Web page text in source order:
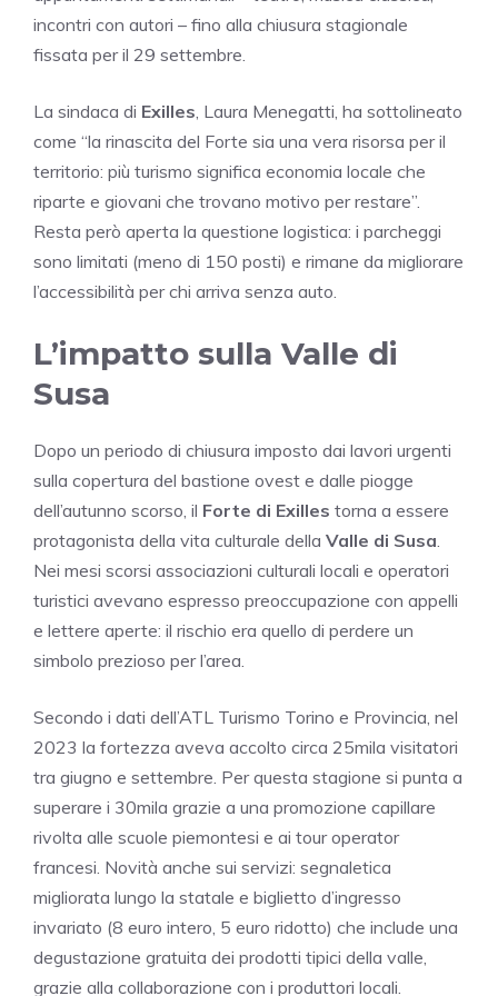
incontri con autori – fino alla chiusura stagionale
fissata per il 29 settembre.
La sindaca di Exilles , Laura Menegatti, ha sottolineato
come “la rinascita del Forte sia una vera risorsa per il
territorio: più turismo significa economia locale che
riparte e giovani che trovano motivo per restare”.
Resta però aperta la questione logistica: i parcheggi
sono limitati (meno di 150 posti) e rimane da migliorare
l’accessibilità per chi arriva senza auto.
L’impatto sulla Valle di
Susa
Dopo un periodo di chiusura imposto dai lavori urgenti
sulla copertura del bastione ovest e dalle piogge
dell’autunno scorso, il Forte di Exilles torna a essere
protagonista della vita culturale della Valle di Susa
Nei mesi scorsi associazioni culturali locali e operatori
turistici avevano espresso preoccupazione con appelli
e lettere aperte: il rischio era quello di perdere un
simbolo prezioso per l’area.
Secondo i dati dell’ATL Turismo Torino e Provincia, nel
2023 la fortezza aveva accolto circa 25mila visitatori
tra giugno e settembre. Per questa stagione si punta a
superare i 30mila grazie a una promozione capillare
rivolta alle scuole piemontesi e ai tour operator
francesi. Novità anche sui servizi: segnaletica
migliorata lungo la statale e biglietto d’ingresso
invariato (8 euro intero, 5 euro ridotto) che include una
degustazione gratuita dei prodotti tipici della valle,
grazie alla collaborazione con i produttori locali.